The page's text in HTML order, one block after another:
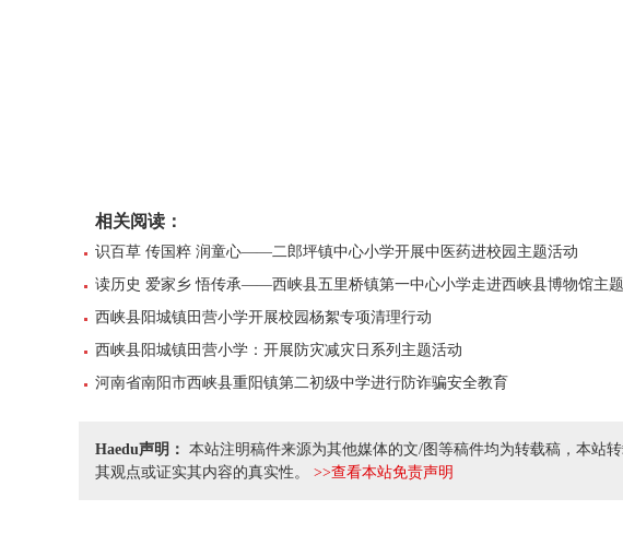
相关阅读：
识百草 传国粹 润童心——二郎坪镇中心小学开展中医药进校园主题活动
读历史 爱家乡 悟传承——西峡县五里桥镇第一中心小学走进西峡县博物馆主
西峡县阳城镇田营小学开展校园杨絮专项清理行动
西峡县阳城镇田营小学：开展防灾减灾日系列主题活动
河南省南阳市西峡县重阳镇第二初级中学进行防诈骗安全教育
Haedu声明： 本站注明稿件来源为其他媒体的文/图等稿件均为转载稿，本站
其观点或证实其内容的真实性。 >>查看本站免责声明